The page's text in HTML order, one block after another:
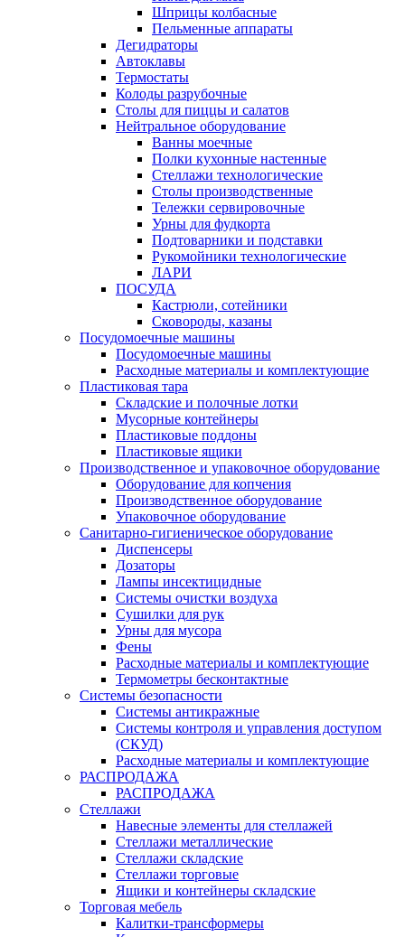
Шприцы колбасные
Пельменные аппараты
Дегидраторы
Автоклавы
Термостаты
Колоды разрубочные
Столы для пиццы и салатов
Нейтральное оборудование
Ванны моечные
Полки кухонные настенные
Стеллажи технологические
Столы производственные
Тележки сервировочные
Урны для фудкорта
Подтоварники и подставки
Рукомойники технологические
ЛАРИ
ПОСУДА
Кастрюли, сотейники
Сковороды, казаны
Посудомоечные машины
Посудомоечные машины
Расходные материалы и комплектующие
Пластиковая тара
Складские и полочные лотки
Мусорные контейнеры
Пластиковые поддоны
Пластиковые ящики
Производственное и упаковочное оборудование
Оборудование для копчения
Производственное оборудование
Упаковочное оборудование
Санитарно-гигиеническое оборудование
Диспенсеры
Дозаторы
Лампы инсектицидные
Системы очистки воздуха
Сушилки для рук
Урны для мусора
Фены
Расходные материалы и комплектующие
Термометры бесконтактные
Системы безопасности
Системы антикражные
Системы контроля и управления доступом
(СКУД)
Расходные материалы и комплектующие
РАСПРОДАЖА
РАСПРОДАЖА
Стеллажи
Навесные элементы для стеллажей
Стеллажи металлические
Стеллажи складские
Стеллажи торговые
Ящики и контейнеры складские
Торговая мебель
Калитки-трансформеры